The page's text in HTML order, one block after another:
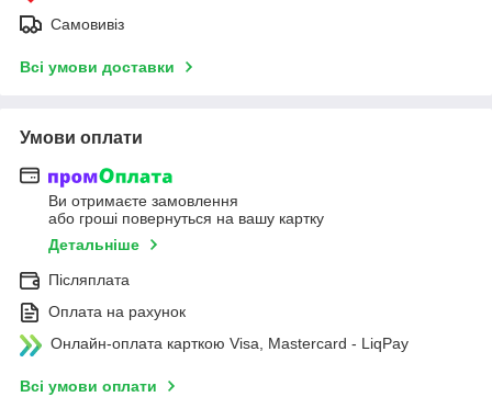
Самовивіз
Всі умови доставки
Умови оплати
Ви отримаєте замовлення
або гроші повернуться на вашу картку
Детальніше
Післяплата
Оплата на рахунок
Онлайн-оплата карткою Visa, Mastercard - LiqPay
Всі умови оплати